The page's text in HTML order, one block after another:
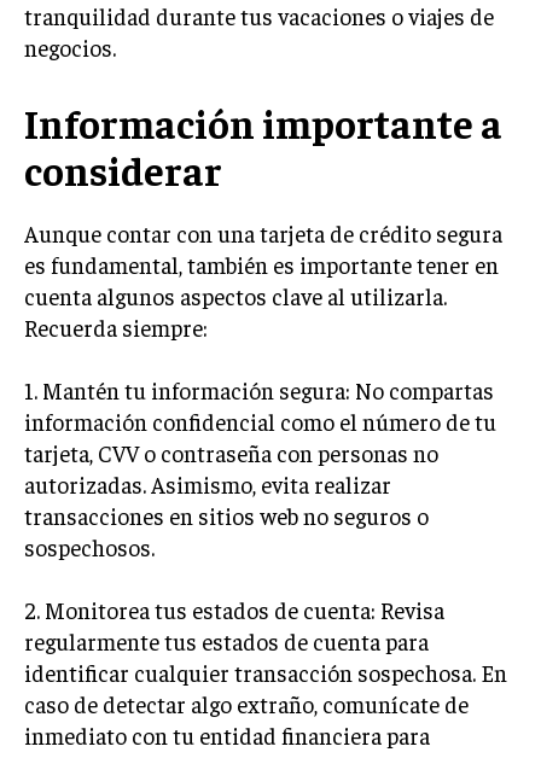
tranquilidad durante tus vacaciones o viajes de
negocios.
Información importante a
considerar
Aunque contar con una tarjeta de crédito segura
es fundamental, también es importante tener en
cuenta algunos aspectos clave al utilizarla.
Recuerda siempre:
1. Mantén tu información segura: No compartas
información confidencial como el número de tu
tarjeta, CVV o contraseña con personas no
autorizadas. Asimismo, evita realizar
transacciones en sitios web no seguros o
sospechosos.
2. Monitorea tus estados de cuenta: Revisa
regularmente tus estados de cuenta para
identificar cualquier transacción sospechosa. En
caso de detectar algo extraño, comunícate de
inmediato con tu entidad financiera para